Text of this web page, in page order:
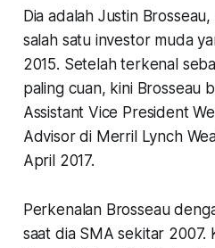
Dia adalah Justin
salah satu investor muda
2015. Setelah terkenal
paling cuan, kini Brosseau
Assistant Vice President
Advisor di Merril Lynch
April 2017.
Perkenalan Brosseau
saat dia SMA sekitar 2007.